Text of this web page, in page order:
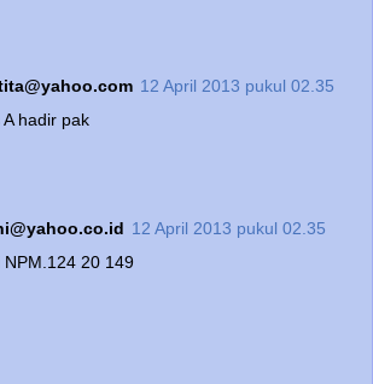
12 April 2013 pukul 02.35
hadir pak
12 April 2013 pukul 02.35
NPM.124 20 149